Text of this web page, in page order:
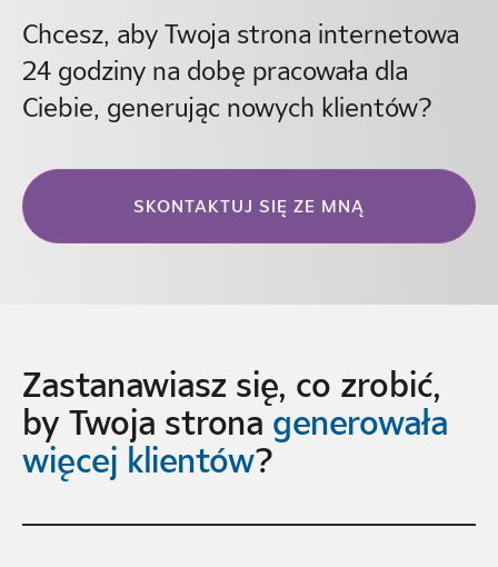
Chcesz, aby Twoja strona internetowa
24 godziny na dobę pracowała dla
Ciebie, generując nowych klientów?
SKONTAKTUJ SIĘ ZE MNĄ
Zastanawiasz się, co zrobić,
by Twoja stronagenerowała
więcej klientów?